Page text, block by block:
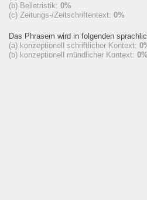
(b) Belletristik: 0%
(c) Zeitungs-/Zeitschriftentext: 0%
Das Phrasem wird in folgenden
(a) konzeptionell schriftlicher Kontext:
(b) konzeptionell mündlicher Kontext: 0%